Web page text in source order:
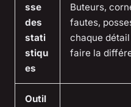
sse
des
stati
stiqu
es
Buteurs,
fautes,
chaque
faire la
Outil